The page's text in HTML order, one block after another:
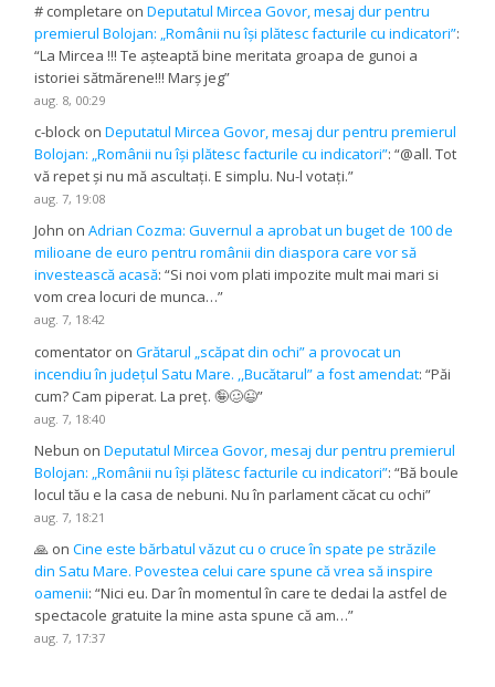
# completare onDeputatul Mircea Govor, mesaj dur pentru
premierul Bolojan: „Românii nu își plătesc facturile cu indicatori”:
“La Mircea !!! Te așteaptă bine meritata groapa de gunoi a
istoriei sătmărene!!! Marș jeg”
aug. 8, 00:29
c-block onDeputatul Mircea Govor, mesaj dur pentru premierul
Bolojan: „Românii nu își plătesc facturile cu indicatori”: “@all. Tot
vă repet și nu mă ascultați. E simplu. Nu-l votați.”
aug. 7, 19:08
John onAdrian Cozma: Guvernul a aprobat un buget de 100 de
milioane de euro pentru românii din diaspora care vor să
investească acasă: “Si noi vom plati impozite mult mai mari si
vom crea locuri de munca…”
aug. 7, 18:42
comentator onGrătarul „scăpat din ochi” a provocat un
incendiu în județul Satu Mare. ,,Bucătarul” a fost amendat: “Păi
cum? Cam piperat. La preț. 🤪🥴😉”
aug. 7, 18:40
Nebun onDeputatul Mircea Govor, mesaj dur pentru premierul
Bolojan: „Românii nu își plătesc facturile cu indicatori”: “Bă boule
locul tău e la casa de nebuni. Nu în parlament căcat cu ochi”
aug. 7, 18:21
🙏 onCine este bărbatul văzut cu o cruce în spate pe străzile
din Satu Mare. Povestea celui care spune că vrea să inspire
oamenii: “Nici eu. Dar în momentul în care te dedai la astfel de
spectacole gratuite la mine asta spune că am…”
aug. 7, 17:37